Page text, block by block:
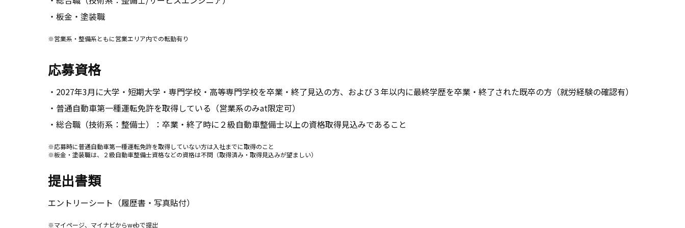
・板金・塗装職
※営業系・整備系ともに営業エリア内での転勤有り
応募資格
・2027年3月に大学・短期大学・専門学校・高等専門学校を卒業・終了見込の方、および３年以内に最終学歴を卒業・終了された既卒の方（就労経験の確認有）
・普通自動車第一種運転免許を取得している（営業系のみat限定可）
・総合職（技術系：整備士）：卒業・終了時に２級自動車整備士以上の資格取得見込みであること
※応募時に普通自動車第一種運転免許を取得していない方は入社までに取得のこと
※板金・塗装職は、２級自動車整備士資格などの資格は不問（取得済み・取得見込みが望ましい）
提出書類
エントリーシート（履歴書・写真貼付）
※マイページ、マイナビからwebで提出